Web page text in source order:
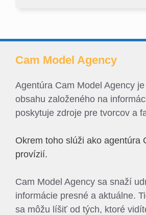
Cam Model Agency
Agentúra Cam Model Agency
obsahu založeného na
poskytuje zdroje pre tvorcov a
Okrem toho slúži ako agentúra
provízií.
Cam Model Agency sa snaží
informácie presné a aktuálne.
sa môžu líšiť od tých, ktoré